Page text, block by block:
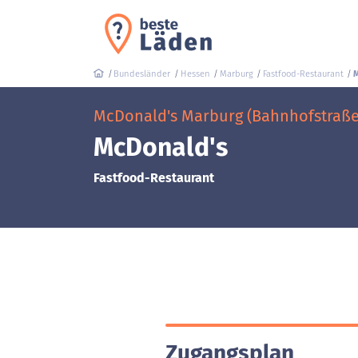
Bundesländer Hessen Marburg Fastfood-Restaurant
McDonald's Marburg
McDonald's
Fastfood-Restaurant